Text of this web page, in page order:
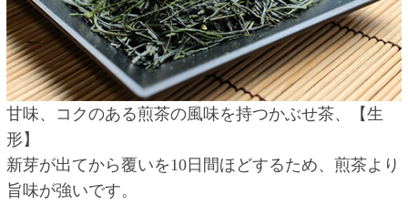
甘味、コクのある煎茶の風味を持つかぶせ茶、【生
形】
新芽が出てから覆いを10日間ほどするため、煎茶より
旨味が強いです。